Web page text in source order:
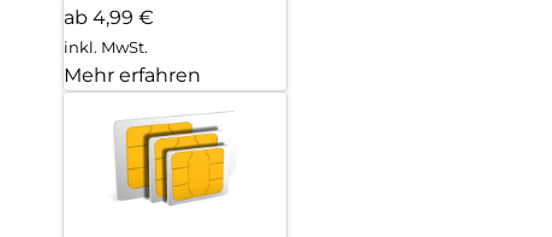
ab 4,99 €
inkl. MwSt.
Mehr erfahren